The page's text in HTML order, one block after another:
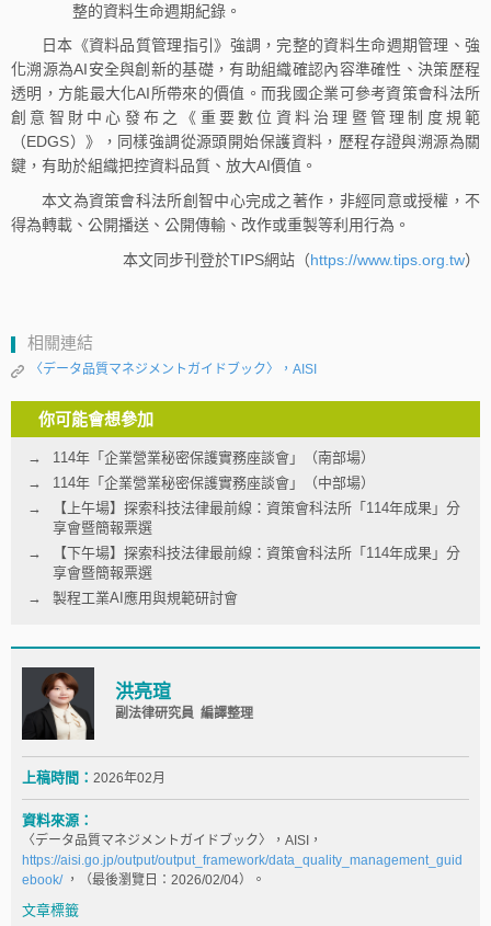
整的資料生命週期紀錄。
日本《資料品質管理指引》強調，完整的資料生命週期管理、強
化溯源為AI安全與創新的基礎，有助組織確認內容準確性、決策歷程
透明，方能最大化AI所帶來的價值。而我國企業可參考資策會科法所
創意智財中心發布之《重要數位資料治理暨管理制度規範
（EDGS）》，同樣強調從源頭開始保護資料，歷程存證與溯源為關
鍵，有助於組織把控資料品質、放大AI價值。
本文為資策會科法所創智中心完成之著作，非經同意或授權，不
得為轉載、公開播送、公開傳輸、改作或重製等利用行為。
本文同步刊登於TIPS網站（https://www.tips.org.tw）
相關連結
〈データ品質マネジメントガイドブック〉，AISI
你可能會想參加
114年「企業營業秘密保護實務座談會」（南部場）
114年「企業營業秘密保護實務座談會」（中部場）
【上午場】探索科技法律最前線：資策會科法所「114年成果」分
享會暨簡報票選
【下午場】探索科技法律最前線：資策會科法所「114年成果」分
享會暨簡報票選
製程工業AI應用與規範研討會
洪亮瑄
副法律研究員 編譯整理
上稿時間： 2026年02月
資料來源：
〈データ品質マネジメントガイドブック〉，AISI，
https://aisi.go.jp/output/output_framework/data_quality_management_guid
ebook/，（最後瀏覽日：2026/02/04）。
文章標籤